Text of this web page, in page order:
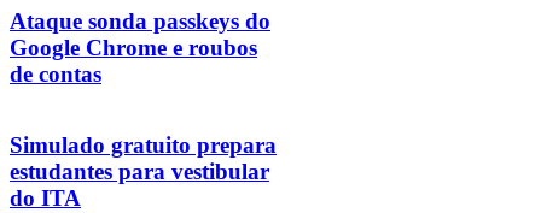
Ataque sonda passkeys do
Google Chrome e roubos
de contas
Simulado gratuito prepara
estudantes para vestibular
do ITA